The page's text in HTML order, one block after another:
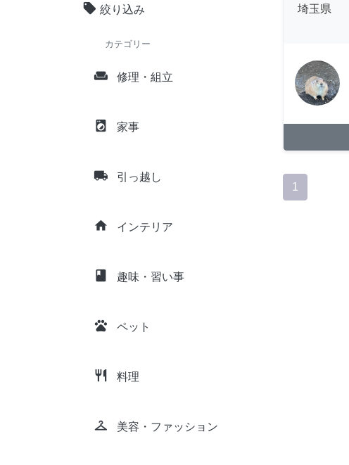
local_offer 絞り込み
カテゴリー
weekend 修理・組立
local_laundry_service 家事
local_shipping 引っ越し
home インテリア
class 趣味・習い事
pets ペット
restaurant 料理
checkroom 美容・ファッション
埼玉県
1